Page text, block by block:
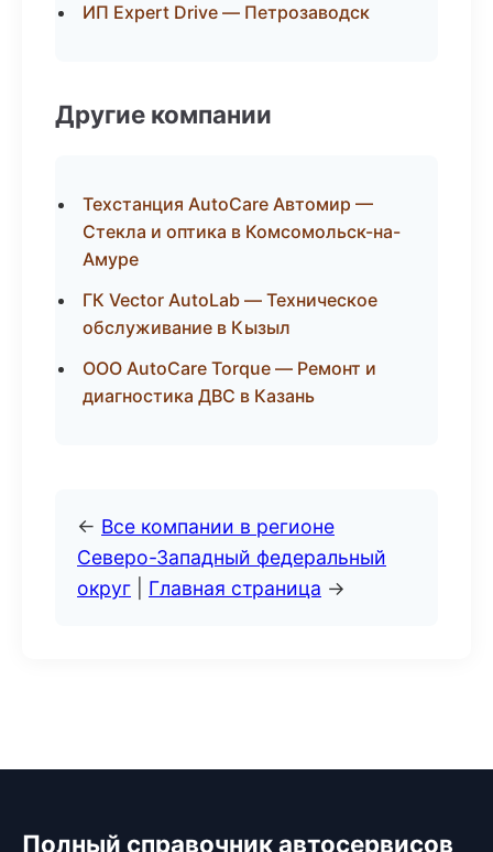
ИП Expert Drive — Петрозаводск
Другие компании
Техстанция AutoCare Автомир —
Стекла и оптика в Комсомольск-на-
Амуре
ГК Vector AutoLab — Техническое
обслуживание в Кызыл
ООО AutoCare Torque — Ремонт и
диагностика ДВС в Казань
← Все компании в регионе
Северо-Западный федеральный
округ
Главная страница →
Полный справочник автосервисов